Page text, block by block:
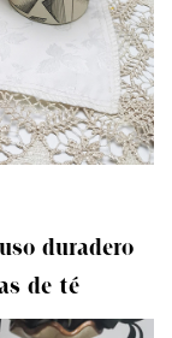
duradero
de té